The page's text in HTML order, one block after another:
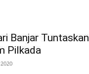
Banjar
Pilkada